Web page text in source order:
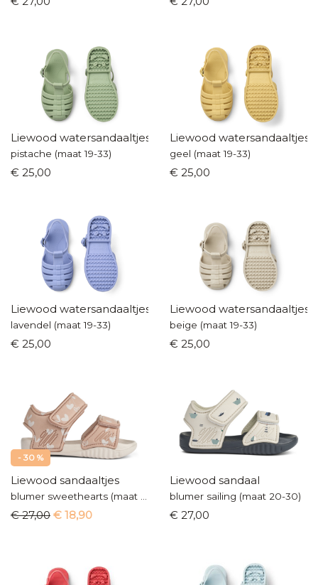
Liewood watersandaaltjes
pistache (maat 19-33)
€ 25,00
Liewood watersandaaltjes
geel (maat 19-33)
€ 25,00
Liewood watersandaaltjes
lavendel (maat 19-33)
€ 25,00
Liewood watersandaaltjes
beige (maat 19-33)
€ 25,00
- 30 %
Liewood sandaaltjes
€ 27,00 € 18,90
Liewood sandaal
blumer sailing (maat 20-30)
€ 27,00